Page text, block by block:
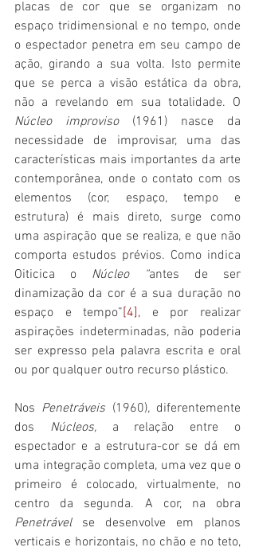
placas de cor que se organizam no
espaço tridimensional e no tempo, onde
o espectador penetra em seu campo de
ação, girando a sua volta. Isto permite
que se perca a visão estática da obra,
Núcleo improviso (1961) nasce da
necessidade de improvisar, uma das
características mais importantes da arte
contemporânea, onde o contato com os
elementos (cor, espaço, tempo e
estrutura) é mais direto, surge como
uma aspiração que se realiza, e que não
comporta estudos prévios. Como indica
Oiticica o Núcleo “antes de ser
dinamização da cor é a sua duração no
espaço e tempo”[4], e por realizar
aspirações indeterminadas, não poderia
ser expresso pela palavra escrita e oral
ou por qualquer outro recurso plástico.
Nos Penetráveis (1960), diferentemente
dos Núcleos, a relação entre o
espectador e a estrutura-cor se dá em
uma integração completa, uma vez que o
primeiro é colocado, virtualmente, no
Penetrável se desenvolve em planos
verticais e horizontais, no chão e no teto,